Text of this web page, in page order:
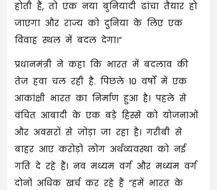
होती हैं, तो एक नया बुनियादी ढांचा तैयार हो
जाएगा और राज्य को दुनिया के लिए एक
विवाह स्थल में बदल देगा।“
प्रधानमंत्री ने कहा कि भारत में बदलाव की
तेज हवा चल रही है. पिछले 10 वर्षों में एक
आकांक्षी भारत का निर्माण हुआ है। पहले से
वंचित आबादी के एक बड़े हिस्से को योजनाओं
और अवसरों से जोड़ा जा रहा है। गरीबी से
बाहर आए करोड़ों लोग अर्थव्यवस्था को नई
गति दे रहे हैं। नव मध्यम वर्ग और मध्यम वर्ग
दोनों अधिक खर्च कर रहे हैं “हमें भारत के